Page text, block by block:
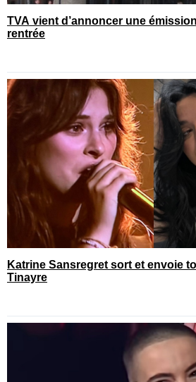
TVA vient d’annoncer une
rentrée
Katrine Sansregret sort et envoie
Tinayre